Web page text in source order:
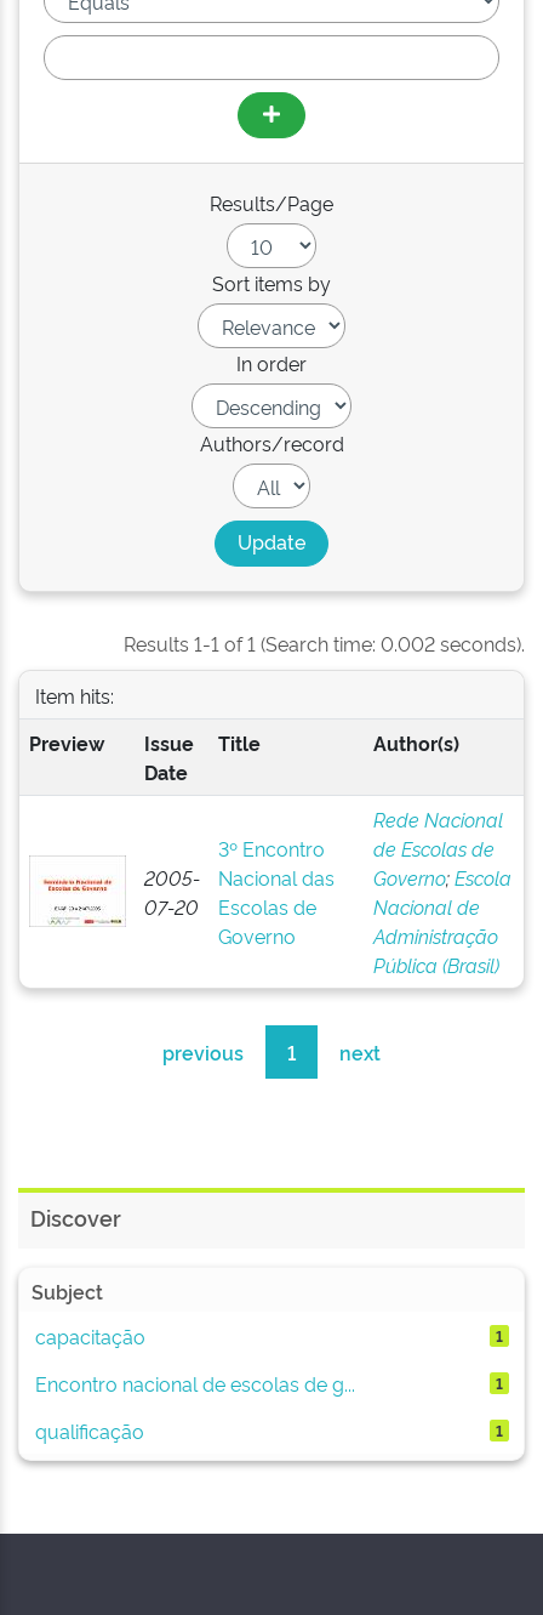
Results/Page
Sort items by
In order
Authors/record
Results 1-1 of 1 (Search time: 0.002 seconds).
Item hits:
Preview
Issue
Date
Title Author(s)
2005-
07-20
3º Encontro
Nacional das
Escolas de
Governo
Rede Nacional
de Escolas de
Governo;Escola
Nacional de
Administração
Pública (Brasil)
previous 1 next
Discover
Subject
capacitação
1
Encontro nacional de escolas de g... 1
qualificação 1